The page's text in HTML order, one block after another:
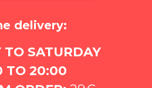
delivery:
TO SATURDAY
TO 20:00